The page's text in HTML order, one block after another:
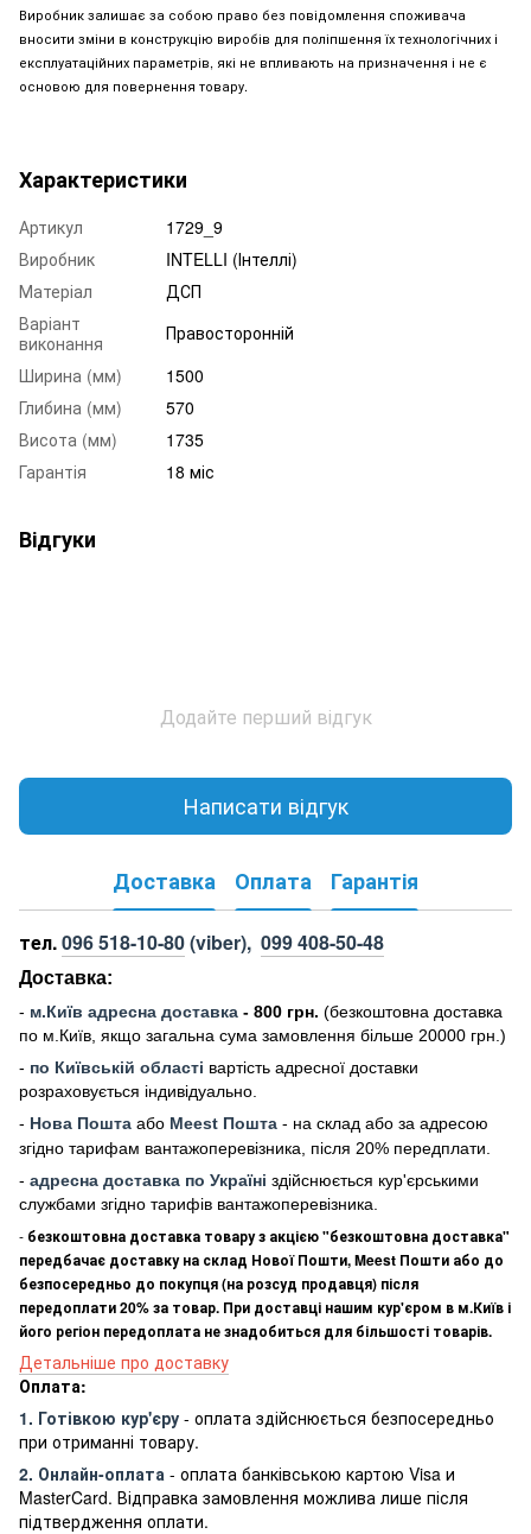
Виробник залишає за собою право без повідомлення споживача
вносити зміни в конструкцію виробів для поліпшення їх технологічних і
експлуатаційних параметрів, які не впливають на призначення і не є
основою для повернення товару.
Характеристики
Артикул
1729_9
Виробник
INTELLI (Інтеллі)
Матеріал
ДСП
Варіант
виконання
Правосторонній
Ширина (мм)
1500
Глибина (мм)
570
Висота (мм)
1735
Гарантія
18 міс
Відгуки
Додайте перший відгук
Написати відгук
Доставка Оплата Гарантія
тел.096 518-10-80(viber), 099 408-50-48
Доставка:
- м.Київ адресна доставка - 800 грн. (безкоштовна доставка
по м.Київ, якщо загальна сума замовлення більше 20000 грн .)
- по Київській області вартість адресної доставки
розраховується індивідуально.
- Нова Пошта або Meest Пошта - на склад або за адресою
згідно тарифам вантажоперевізника, після 20% передплати.
- адресна доставка по Україні здійснюється кур'єрськими
службами згідно тарифів вантажоперевізника.
- безкоштовна доставка товару з акцією "безкоштовна доставка"
передбачає доставку на склад Нової Пошти, Meest Пошти або до
безпосередньо до покупця (на розсуд продавця) після
передоплати 20% за товар. При доставці нашим кур'єром в м.Київ і
його регіон передоплата не знадобиться для більшості товарів.
Детальніше про доставку
Оплата:
1. Готівкою кур'єру - оплата здійснюється безпосередньо
при отриманні товару.
2. Онлайн-оплата - оплата банківською картою Visa и
MasterCard. Відправка замовлення можлива лише після
підтвердження оплати.